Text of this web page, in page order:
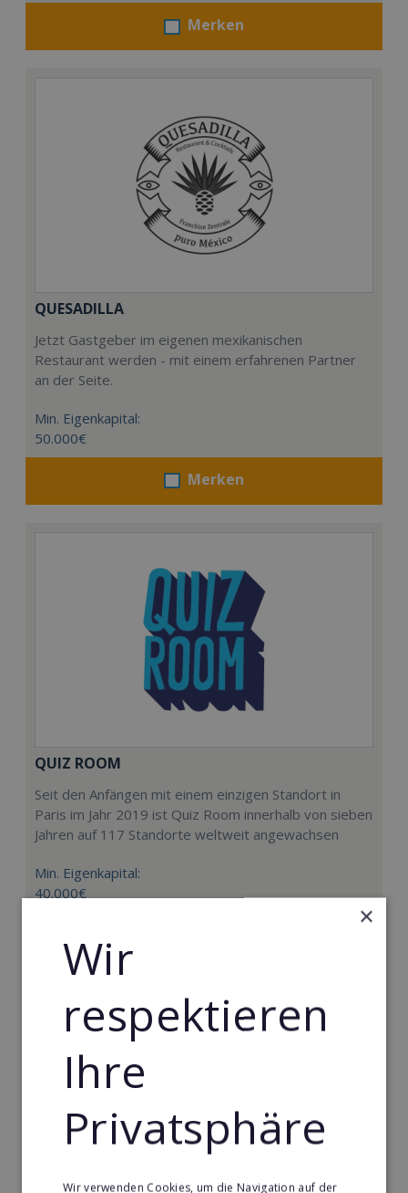
Merken
QUESADILLA
Jetzt Gastgeber im eigenen mexikanischen
Restaurant werden - mit einem erfahrenen Partner
an der Seite.
Min. Eigenkapital:
50.000€
Merken
QUIZ ROOM
Seit den Anfängen mit einem einzigen Standort in
Paris im Jahr 2019 ist Quiz Room innerhalb von sieben
Jahren auf 117 Standorte weltweit angewachsen
Min. Eigenkapital:
40.000€
×
Wir
respektieren
Ihre
Privatsphäre
Wir verwenden Cookies, um die Navigation auf der